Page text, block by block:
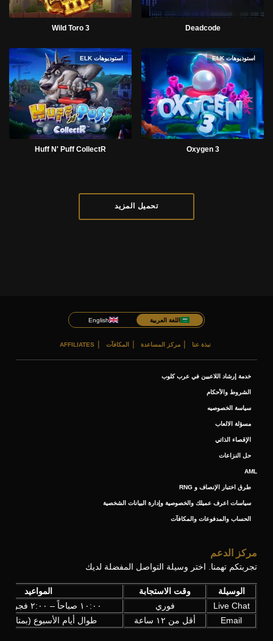
Deadcode
Wild Toro 3
استوديوهات ELK
Oxygen 3
استوديوهات ELK
Huff N' Puff CollectR
تحميل المزيد
اللغة العربية English
نبذة عنا مركز المساعدة المكافآت AFFILIATES
خدمة إرشاد اللاعبين في عرب كلوب
الشروط والأحكام
سياسة الخصوصيه
مسؤلة الالعاب
الإقصاء الذاتي
حل النزاعات
AML
طرق اختبار الإنصاف و RNG
سياسات اعرف عميلك والخصوصية وإدارة البيانات الشخصية
الحساب والمدفوعات والمكافآت
مركز الدعم
تجربتكم تهمنا. اختر وسيلة التواصل المفضلة لديك
الوسيلة وقت الاستجابة
المواعيد
Live Chat
فوري
١٠:٠٠ صباحاً – ٢:٠٠ فجراً (UTC+3)
Email
أقل من ١٢ ساعة طوال أيام الأسبوع (بمتابعة